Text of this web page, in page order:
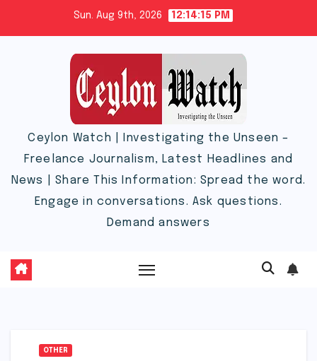
Sun. Aug 9th, 2026 12:14:16 PM
Ceylon Watch | Investigating the Unseen –
Freelance Journalism, Latest Headlines and
News | Share This Information: Spread the word.
Engage in conversations. Ask questions.
Demand answers
OTHER